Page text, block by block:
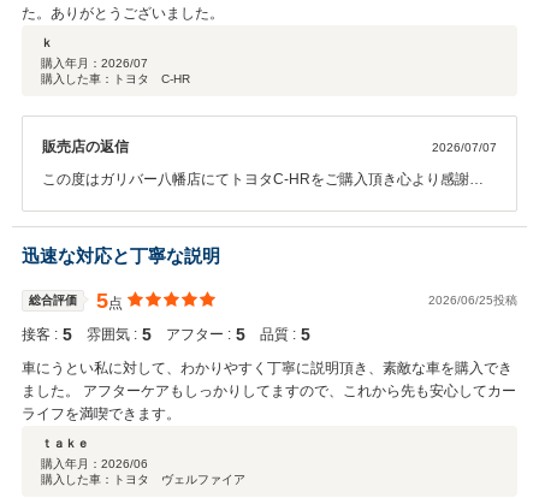
た。ありがとうございました。
ｋ
購入年月： 2026/07
購入した車：トヨタ C-HR
販売店の返信 2026/07/07
この度はガリバー八幡店にてトヨタC-HRをご購入頂き心より感謝申
ご協力頂きまして有難うございました。 ご納車後もおクルマのメンテ
ナンス等でお困りの際は気兼ねなく当店へご相談くださいませ。 今後
とも末永いお付き合いを何卒宜しくお願い申し上げます。
迅速な対応と丁寧な説明
総合評価 5点 2026/06/25投稿
接客 : 5 雰囲気 : 5 アフター : 5 品質 : 5
車にうとい私に対して、わかりやすく丁寧に説明頂き、素敵な車を購入でき
ました。 アフターケアもしっかりしてますので、これから先も安心してカー
ライフを満喫できます。
ｔａｋｅ
購入年月： 2026/06
購入した車：トヨタ ヴェルファイア